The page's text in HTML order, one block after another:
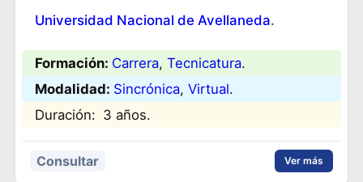
Universidad Nacional de Avellaneda.
Formación: Carrera, Tecnicatura.
Modalidad: Sincrónica, Virtual.
Duración: 3 años.
Consultar Ver más